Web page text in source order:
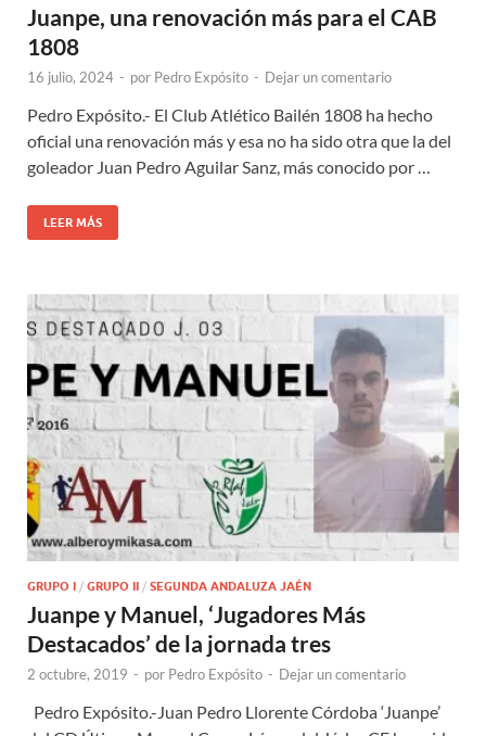
Juanpe, una renovación más para el CAB
1808
16 julio, 2024 - por Pedro Expósito - Dejar un comentario
Pedro Expósito.- El Club Atlético Bailén 1808 ha hecho
oficial una renovación más y esa no ha sido otra que la del
goleador Juan Pedro Aguilar Sanz, más conocido por …
LEER MÁS
GRUPO I / GRUPO II / SEGUNDA ANDALUZA JAÉN
Juanpe y Manuel, ‘Jugadores Más
Destacados’ de la jornada tres
2 octubre, 2019 - por Pedro Expósito - Dejar un comentario
Pedro Expósito.-Juan Pedro Llorente Córdoba ‘Juanpe’